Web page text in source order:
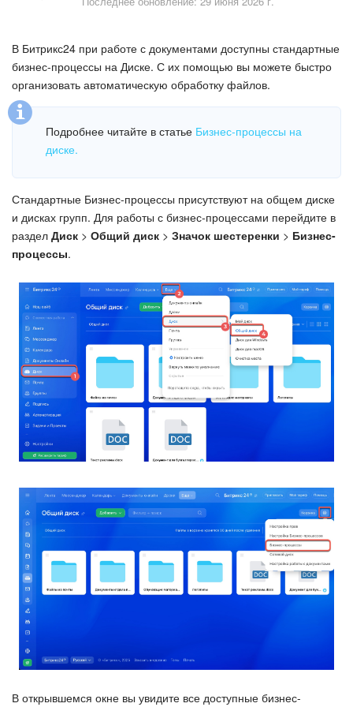
Безопасность в Битрикс24
Тарифы и оплата
С чего начать
Лента Новостей
Задачи
Мессенджер
Календарь
Диск
База знаний
Интернет-магазин
Складской учет
Почта
Онлайн-запись
КЭДО
В Битрикс24 при работе с документами доступны стандартные
бизнес-процессы на Диске. С их помощью вы можете быстро
организовать автоматическую обработку файлов.
Подробнее читайте в статье Бизнес-процессы на
диске.
Стандартные Бизнес-процессы присутствуют на общем диске
и дисках групп. Для работы с бизнес-процессами перейдите в
раздел Диск > Общий диск > Значок шестеренки > Бизнес-
процессы.
В открывшемся окне вы увидите все доступные бизнес-